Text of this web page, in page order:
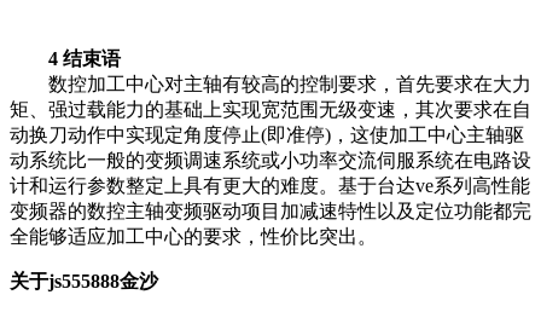
4 结束语
数控加工中心对主轴有较高的控制要求，首先要求在大力
矩、强过载能力的基础上实现宽范围无级变速，其次要求在自
动换刀动作中实现定角度停止(即准停)，这使加工中心主轴驱
动系统比一般的变频调速系统或小功率交流伺服系统在电路设
计和运行参数整定上具有更大的难度。基于台达ve系列高性能
变频器的数控主轴变频驱动项目加减速特性以及定位功能都完
全能够适应加工中心的要求，性价比突出。
关于js555888金沙